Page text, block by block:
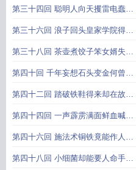
的妄说
纺车智瓦特发愤廿年造成蒸汽机引
起世界工业革命的两项大发明
第三十四回 聪明人向天攫雷电蠢国
王要改避雷针电的本质的发现
第三十六回 浪子回头皇家学院得奇
士功夫到处元素家族添新丁钾钠等
新元素的发现
第三十八回 茶壶煮饺子笨女婿失去
讲座实验加方程物理学登上高峰电
磁理论的创立
第四十回 千年妄想石头变金何曾见
一朝点破物质本性各不同原子论的
创立
第四十二回 踏破铁鞋得来却在故纸
堆种瓜得豆辛苦总会有收成惰性气
体的发现
第四十四回 一声霹雳满面鲜血喊胜
利万贯资财留作基金励后人强力安
全炸药的发明
第四十六回 施法术铜铁竟能作人语
用心机棉线也会放光明电灯的发明
第四十八回 小细菌却能要人命手术